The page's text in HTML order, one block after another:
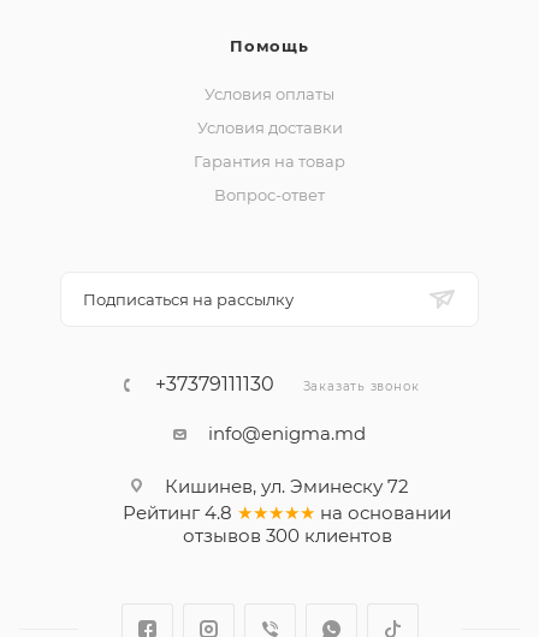
Помощь
Условия оплаты
Условия доставки
Гарантия на товар
Вопрос-ответ
Подписаться на рассылку
+37379111130 Заказать звонок
info@enigma.md
Кишинев, ул. Эминеску 72
Рейтинг 4.8 ★★★★★ на основании
отзывов 300клиентов